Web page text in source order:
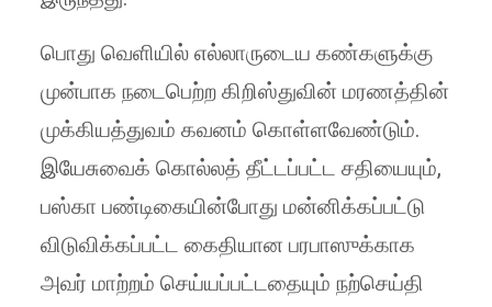
பொது வெளியில் எல்லாருடைய கண்களுக்கு
முன்பாக நடைபெற்ற கிறிஸ்துவின் மரணத்தின்
முக்கியத்துவம் கவனம் கொள்ளவேண்டும்.
இயேசுவைக் கொல்லத் தீட்டப்பட்ட சதியையும்,
பஸ்கா பண்டிகையின்போது மன்னிக்கப்பட்டு
விடுவிக்கப்பட்ட கைதியான பரபாஸுக்காக
அவர் மாற்றம் செய்யப்பட்டதையும் நற்செய்தி